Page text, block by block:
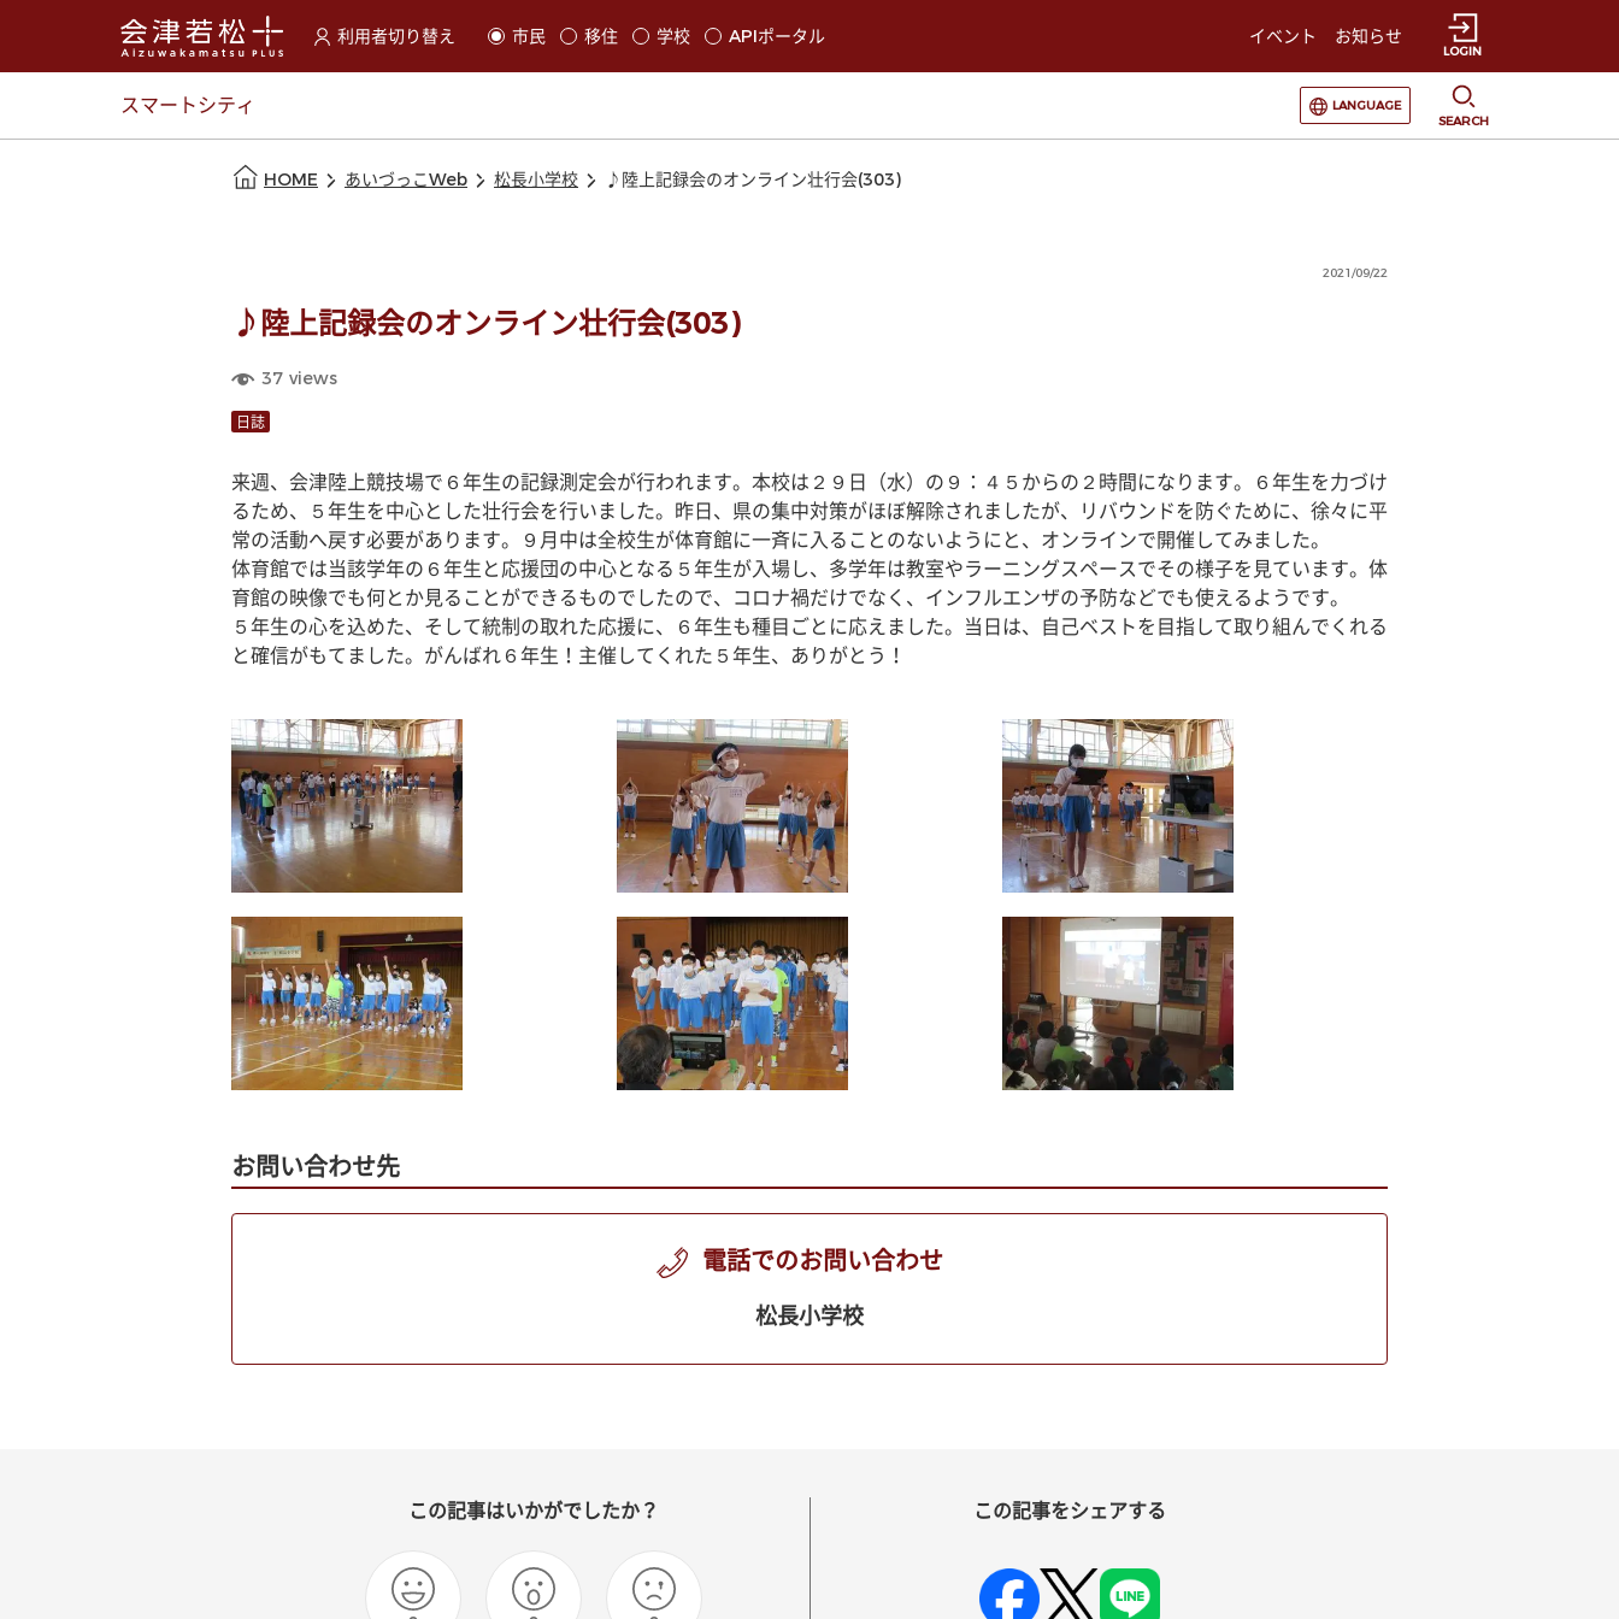
利用者切り替え
選択すると利用者の切替が発生します
市民 移住 学校 APIポータル イベント お知らせ
LOGIN
スマートシティ
選択すると言語の切替が発生します
LANGUAGE
SEARCH
HOME あいづっこWeb 松長小学校 ♪陸上記録会のオンライン壮行会(303)
2021/09/22
♪陸上記録会のオンライン壮行会(303)
37 views
日誌
来週、会津陸上競技場で６年生の記録測定会が行われます。本校は２９日（水）の９：４５からの２時間になります。６年生を力づけ
るため、５年生を中心とした壮行会を行いました。昨日、県の集中対策がほぼ解除されましたが、リバウンドを防ぐために、徐々に平
常の活動へ戻す必要があります。９月中は全校生が体育館に一斉に入ることのないようにと、オンラインで開催してみました。
体育館では当該学年の６年生と応援団の中心となる５年生が入場し、多学年は教室やラーニングスペースでその様子を見ています。体
育館の映像でも何とか見ることができるものでしたので、コロナ禍だけでなく、インフルエンザの予防などでも使えるようです。
５年生の心を込めた、そして統制の取れた応援に、６年生も種目ごとに応えました。当日は、自己ベストを目指して取り組んでくれる
と確信がもてました。がんばれ６年生！主催してくれた５年生、ありがとう！
お問い合わせ先
電話でのお問い合わせ
松長小学校
この記事はいかがでしたか？ この記事をシェアする